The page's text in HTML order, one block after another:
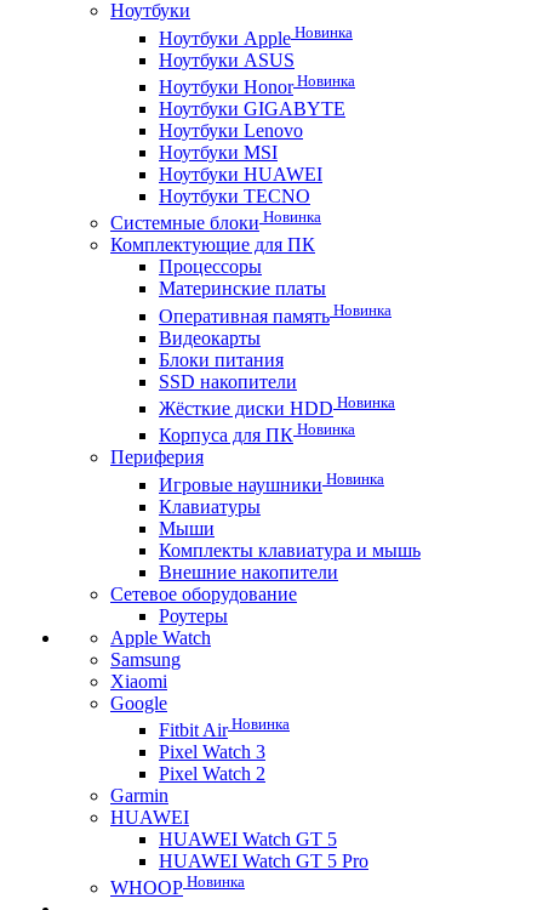
Ноутбуки
Ноутбуки Apple Новинка
Ноутбуки ASUS
Ноутбуки HonorНовинка
Ноутбуки GIGABYTE
Ноутбуки Lenovo
Ноутбуки MSI
Ноутбуки HUAWEI
Ноутбуки TECNO
Системные блоки Новинка
Комплектующие для ПК
Процессоры
Материнские платы
Оперативная память Новинка
Видеокарты
Блоки питания
SSD накопители
Жёсткие диски HDD Новинка
Корпуса для ПК Новинка
Периферия
Игровые наушники Новинка
Клавиатуры
Мыши
Комплекты клавиатура и мышь
Внешние накопители
Сетевое оборудование
Роутеры
Apple Watch
Samsung
Xiaomi
Google
Fitbit AirНовинка
Pixel Watch 3
Pixel Watch 2
Garmin
HUAWEI
HUAWEI Watch GT 5
HUAWEI Watch GT 5 Pro
WHOOP Новинка